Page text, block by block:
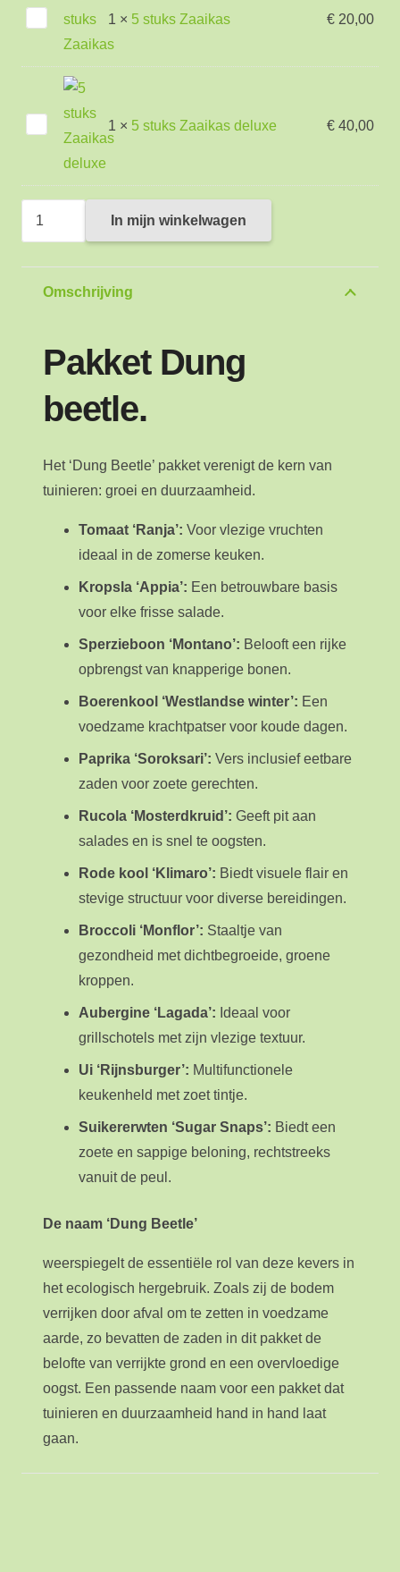
Zaaikas
1 × 5 stuks Zaaikas € 20,00
deluxe
1 × 5 stuks Zaaikas deluxe € 40,00
beetle
In mijn winkelwagen
Omschrijving
Pakket Dung
beetle.
Het ‘Dung Beetle’ pakket verenigt de kern van
tuinieren: groei en duurzaamheid.
Tomaat ‘Ranja’: Voor vlezige vruchten
ideaal in de zomerse keuken.
Kropsla ‘Appia’: Een betrouwbare basis
voor elke frisse salade.
Sperzieboon ‘Montano’: Belooft een rijke
opbrengst van knapperige bonen.
Boerenkool ‘Westlandse winter’: Een
voedzame krachtpatser voor koude dagen.
Paprika ‘Soroksari’: Vers inclusief eetbare
zaden voor zoete gerechten.
Rucola ‘Mosterdkruid’: Geeft pit aan
salades en is snel te oogsten.
Rode kool ‘Klimaro’: Biedt visuele flair en
stevige structuur voor diverse bereidingen.
Broccoli ‘Monflor’: Staaltje van
gezondheid met dichtbegroeide, groene
kroppen.
Aubergine ‘Lagada’: Ideaal voor
grillschotels met zijn vlezige textuur.
Ui ‘Rijnsburger’: Multifunctionele
keukenheld met zoet tintje.
Suikererwten ‘Sugar Snaps’: Biedt een
zoete en sappige beloning, rechtstreeks
vanuit de peul.
De naam ‘Dung Beetle’
weerspiegelt de essentiële rol van deze kevers in
het ecologisch hergebruik. Zoals zij de bodem
verrijken door afval om te zetten in voedzame
aarde, zo bevatten de zaden in dit pakket de
belofte van verrijkte grond en een overvloedige
oogst. Een passende naam voor een pakket dat
tuinieren en duurzaamheid hand in hand laat
gaan.